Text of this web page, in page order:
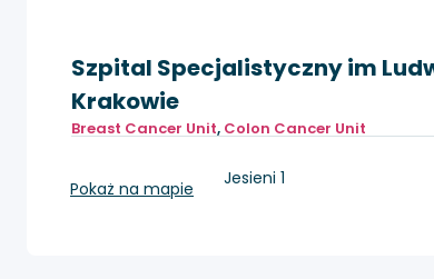
Szpital Specjalistyczny im
Krakowie
Breast Cancer Unit, Colon Cancer Unit
Kraków, os. Złotej Jesieni 1
Pokaż na mapie